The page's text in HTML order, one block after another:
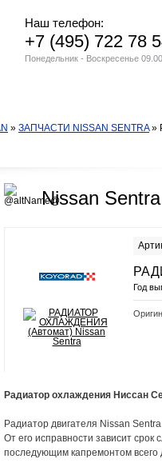
» ЗАПЧАСТИ NISSAN SENTRA»
Nissan
Год
Радиатор охлаждения Ниссан
Радиатор двигателя Nissan
От его исправности зависит
последующим капремонтом всего
Наш телефон:
+7 (495) 722 78
Понедельник - Воскресенье